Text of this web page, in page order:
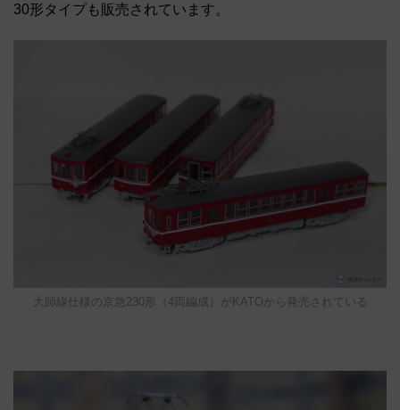
30形タイプも販売されています。
大師線仕様の京急230形（4両編成）がKATOから発売されている